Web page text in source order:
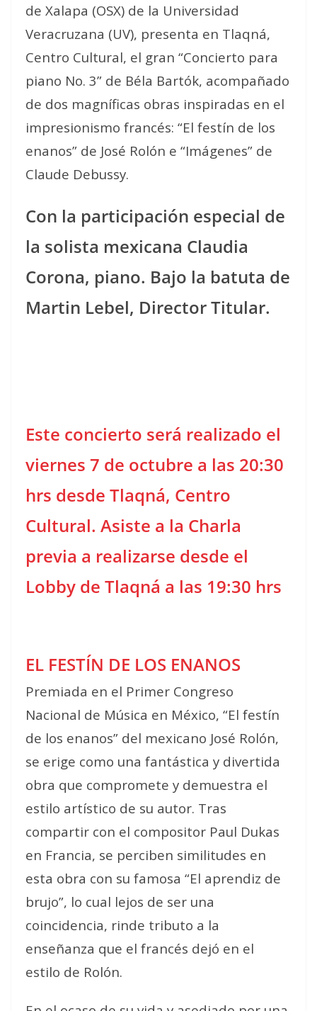
de Xalapa (OSX) de la Universidad
Veracruzana (UV), presenta en Tlaqná,
Centro Cultural, el gran “Concierto para
piano No. 3” de Béla Bartók, acompañado
de dos magníficas obras inspiradas en el
impresionismo francés: “El festín de los
enanos” de José Rolón e “Imágenes” de
Claude Debussy.
Con la participación especial de
la solista mexicana Claudia
Corona, piano. Bajo la batuta de
Martin Lebel, Director Titular.
Este concierto será realizado el
viernes 7 de octubre a las 20:30
hrs desde Tlaqná, Centro
Cultural. Asiste a la Charla
previa a realizarse desde el
Lobby de Tlaqná a las 19:30 hrs
EL FESTÍN DE LOS ENANOS
Premiada en el Primer Congreso
Nacional de Música en México, “El festín
de los enanos” del mexicano José Rolón,
se erige como una fantástica y divertida
obra que compromete y demuestra el
estilo artístico de su autor. Tras
compartir con el compositor Paul Dukas
en Francia, se perciben similitudes en
esta obra con su famosa “El aprendiz de
brujo”, lo cual lejos de ser una
coincidencia, rinde tributo a la
enseñanza que el francés dejó en el
estilo de Rolón.